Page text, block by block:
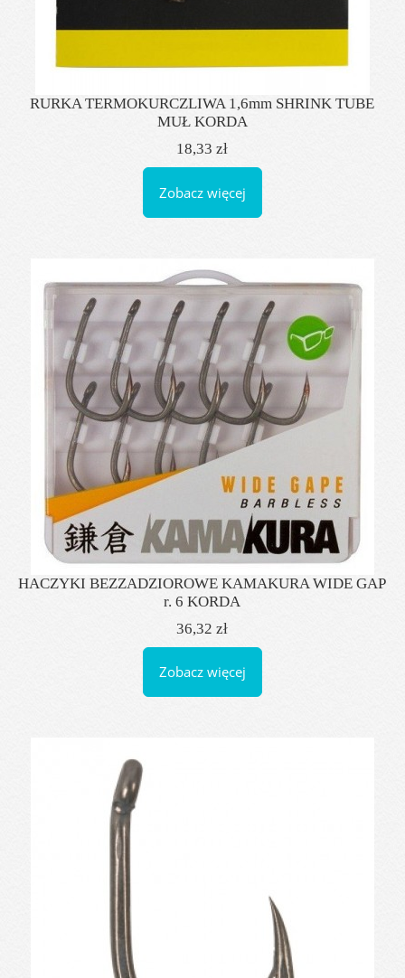
RURKA TERMOKURCZLIWA 1,6mm SHRINK TUBE
MUŁ KORDA
18,33 zł
Zobacz więcej
HACZYKI BEZZADZIOROWE KAMAKURA WIDE GAP
r. 6 KORDA
36,32 zł
Zobacz więcej